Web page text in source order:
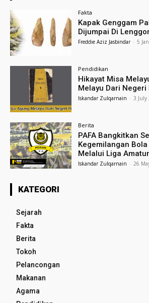
Fakta
Kapak Genggam
Dijumpai Di
Freddie Aziz Jasbindar - 5
Pendidikan
Hikayat Misa
Melayu Dari Negeri
Iskandar Zulqarnain - 3 July
Berita
PAFA Bangkitkan
Kegemilangan
Melalui Liga Amatur
Iskandar Zulqarnain - 26
KATEGORI
Sejarah
Fakta
Berita
Tokoh
Pelancongan
Makanan
Agama